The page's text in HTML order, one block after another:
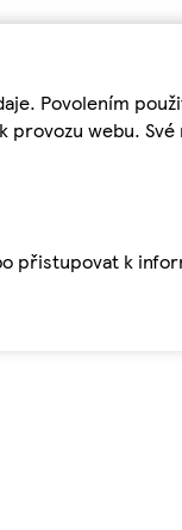
Povolením
webu.
přistupovat k